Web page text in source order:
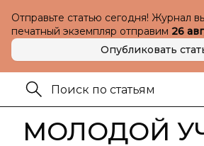
Отправьте статью сегодня! Журнал
печатный экземпляр отправим 26
Опубликовать
МОЛОДОЙ